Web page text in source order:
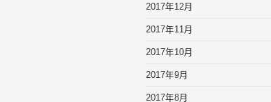
2017年12月
2017年11月
2017年10月
2017年9月
2017年8月